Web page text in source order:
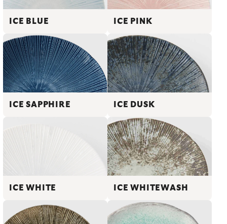
ICE BLUE ICE PINK
ICE SAPPHIRE ICE DUSK
ICE WHITE ICE WHITEWASH